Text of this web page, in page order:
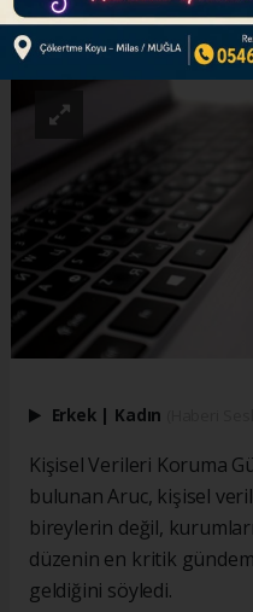
Erkek | Kadın
Kişisel Verileri Koruma
bulunan Aruc, kişisel
bireylerin değil,
düzenin en kritik
geldiğini söyledi.